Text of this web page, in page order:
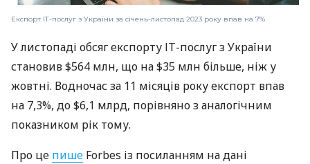
Експорт ІТ-послуг з України за січень-листопад 2023 року впав на 7%
У листопаді обсяг експорту ІТ-послуг з України
становив $564 млн, що на $35 млн більше, ніж у
жовтні. Водночас за 11 місяців року експорт впав
на 7,3%, до $6,1 млрд, порівняно з аналогічним
показником рік тому.
Про це пише Forbes із посиланням на дані